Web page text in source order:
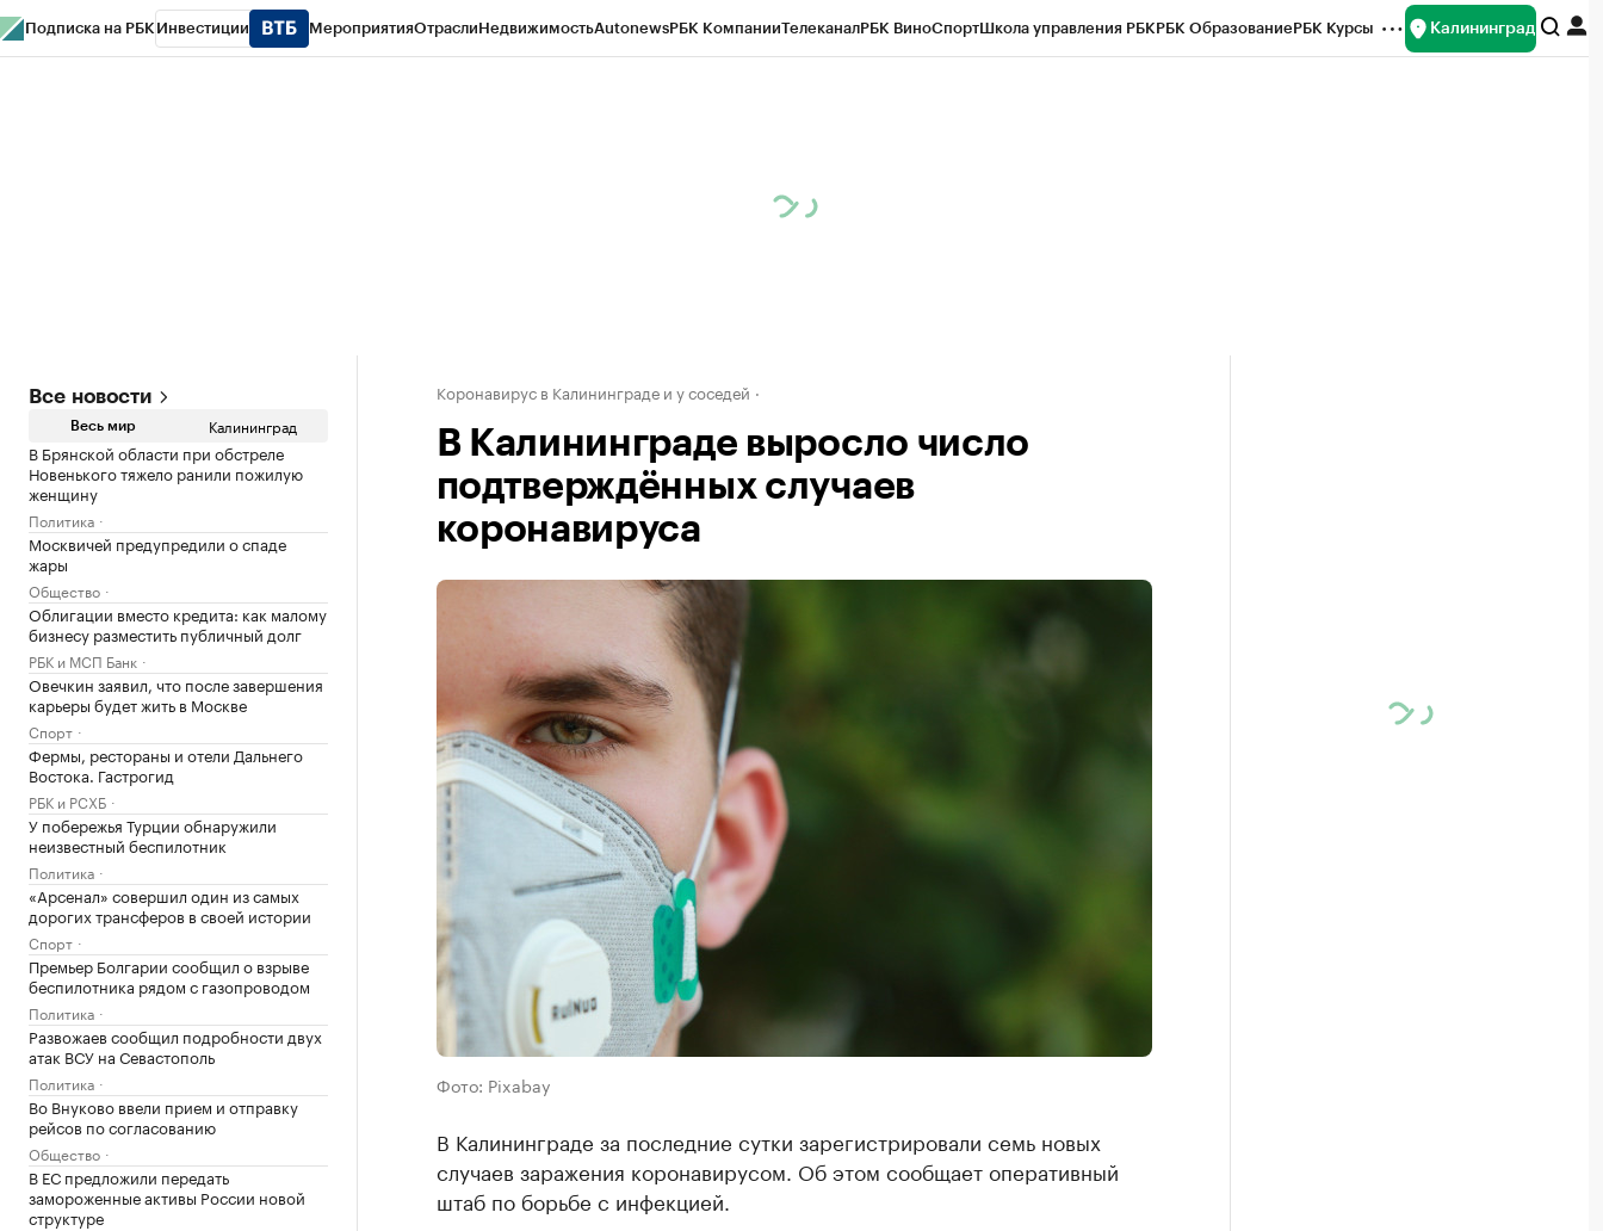
Подписка на РБК Инвестиции МероприятияОтраслиНедвижимостьAutonewsРБК КомпанииТелеканалРБК ВиноСпортШкола управления РБКРБК ОбразованиеРБК Курсы Калининград
Все новости
Весь мир Калининград
В Брянской области при обстреле
Новенького тяжело ранили пожилую
женщину
Политика
Москвичей предупредили о спаде
жары
Общество
Облигации вместо кредита: как малому
бизнесу разместить публичный долг
РБК и МСП Банк
Овечкин заявил, что после завершения
карьеры будет жить в Москве
Спорт
Фермы, рестораны и отели Дальнего
Востока. Гастрогид
РБК и РСХБ
У побережья Турции обнаружили
неизвестный беспилотник
Политика
«Арсенал» совершил один из самых
дорогих трансферов в своей истории
Спорт
Премьер Болгарии сообщил о взрыве
беспилотника рядом с газопроводом
Политика
Развожаев сообщил подробности двух
атак ВСУ на Севастополь
Политика
Во Внуково ввели прием и отправку
рейсов по согласованию
Общество
В ЕС предложили передать
замороженные активы России новой
структуре
Коронавирус в Калининграде и у соседей
В Калининграде выросло число
подтверждённых случаев
коронавируса
Фото: Pixabay
В Калининграде за последние сутки зарегистрировали семь новых
случаев заражения коронавирусом. Об этом сообщает оперативный
штаб по борьбе с инфекцией.